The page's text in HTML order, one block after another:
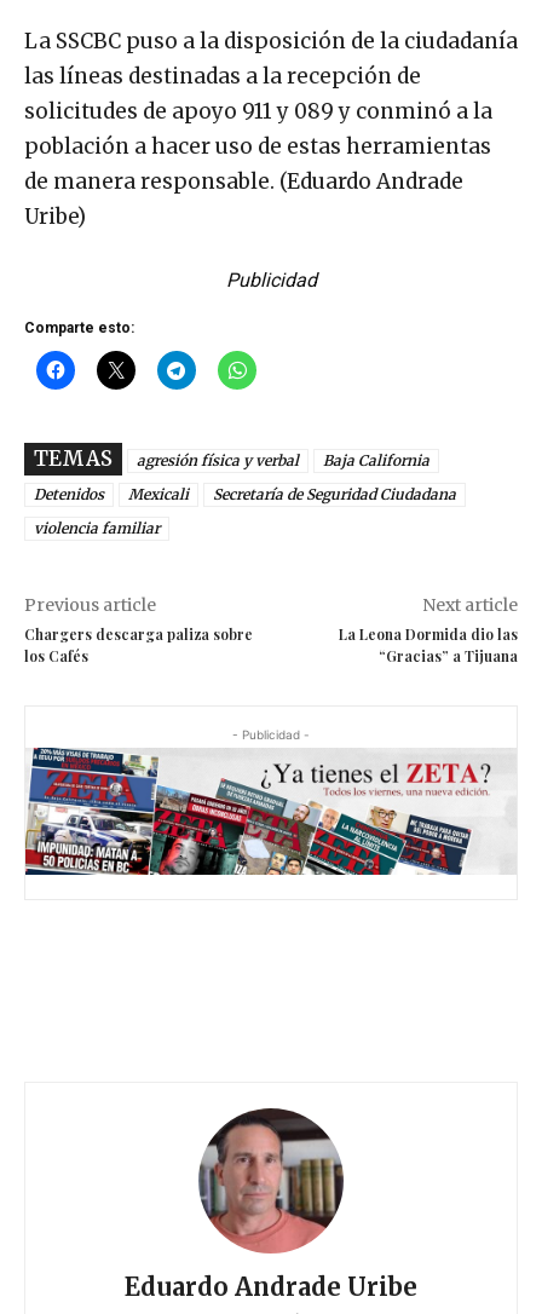
La SSCBC puso a la disposición de la ciudadanía
las líneas destinadas a la recepción de
solicitudes de apoyo 911 y 089 y conminó a la
población a hacer uso de estas herramientas
de manera responsable. (Eduardo Andrade
Uribe)
Publicidad
Comparte esto:
TEMAS agresión física y verbal
Baja California
Detenidos
Mexicali
Secretaría de Seguridad Ciudadana
violencia familiar
Previous article
Chargers descarga paliza sobre
los Cafés
Next article
La Leona Dormida dio las
“Gracias” a Tijuana
- Publicidad -
Eduardo Andrade Uribe